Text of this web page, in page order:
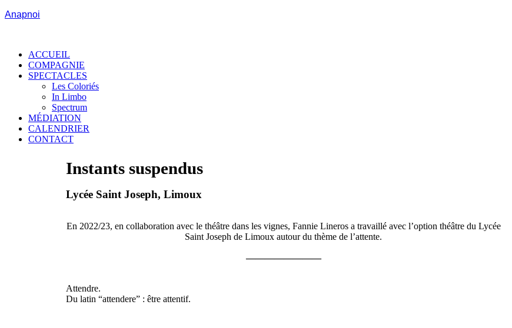
Anapnoi
ACCUEIL
COMPAGNIE
SPECTACLES
Les Coloriés
In Limbo
Spectrum
MÉDIATION
CALENDRIER
CONTACT
Instants suspendus
Lycée Saint Joseph, Limoux
En 2022/23, en collaboration avec le théâtre dans les vignes, Fannie Lineros a travaillé avec l’option théâtre du Lycée
Saint Joseph de Limoux autour du thème de l’attente.
————————
Attendre.
Du latin “attendere” : être attentif.